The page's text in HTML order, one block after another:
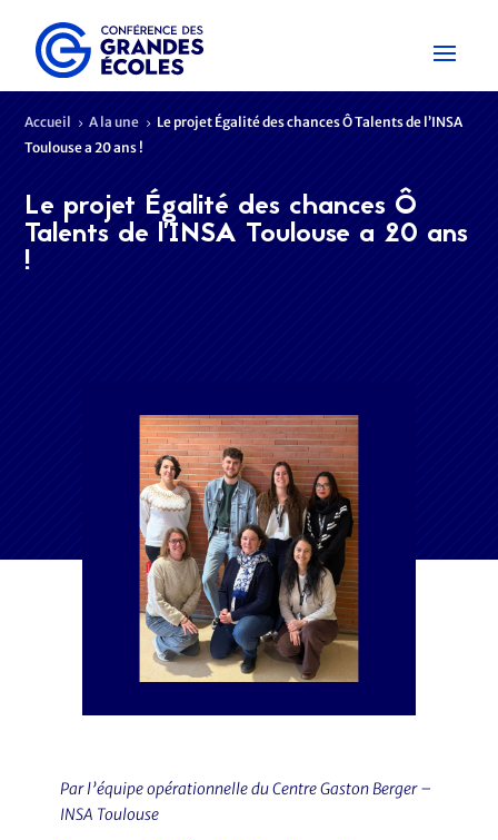
Accueil 5 A la une 5 Le projet Égalité des chances Ô Talents de l’INSA
Toulouse a 20 ans !
Le projet Égalité des chances Ô
Talents de l’INSA Toulouse a 20 ans
!
Par l’équipe opérationnelle du Centre Gaston Berger –
INSA Toulouse